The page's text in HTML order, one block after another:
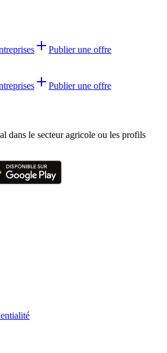
Publier une offre
Publier une offre
dans le secteur agricole ou les profils